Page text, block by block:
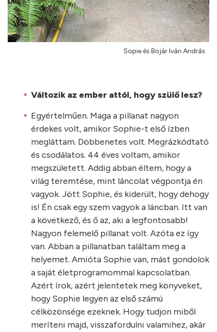
Sopie és Bojár Iván András
Változik az ember attól, hogy szülő lesz?
Egyértelműen. Maga a pillanat nagyon
érdekes volt, amikor Sophie-t első ízben
megláttam. Döbbenetes volt. Megrázkódtató
és csodálatos. 44 éves voltam, amikor
megszületett. Addig abban éltem, hogy a
világ teremtése, mint láncolat végpontja én
vagyok. Jött Sophie, és kiderült, hogy dehogy
is! Én csak egy szem vagyok a láncban. Itt van
a következő, és ő az, aki a legfontosabb!
Nagyon felemelő pillanat volt. Azóta ez így
van. Abban a pillanatban találtam meg a
helyemet. Amióta Sophie van, mást gondolok
a saját életprogramommal kapcsolatban.
Azért írok, azért jelentetek meg könyveket,
hogy Sophie legyen az első számú
célközönsége ezeknek. Hogy tudjon miből
meríteni majd, visszafordulni valamihez, akár